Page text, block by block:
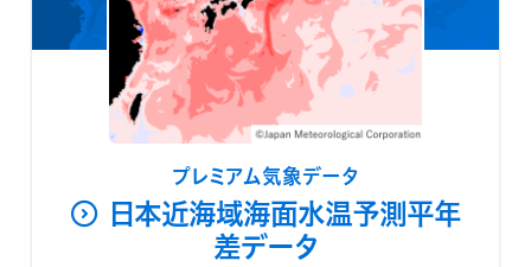
プレミアム気象データ
日本近海域海面水温予測平年
差データ